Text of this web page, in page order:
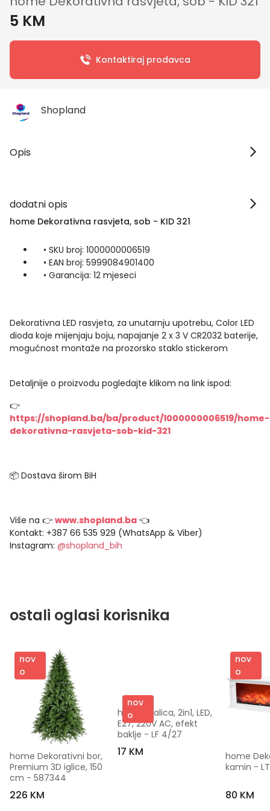
5 KM
Kontaktiraj prodavca
Shopland
Opis
dodatni opis
home Dekorativna rasvjeta, sob - KID 321
• SKU broj: 1000000006519
• EAN broj: 5999084901400
• Garancija: 12 mjeseci
Dekorativna LED rasvjeta, za unutarnju upotrebu, Color LED
dioda koje mijenjaju boju, napajanje 2 x 3 V CR2032 baterije,
mogućnost montaže na prozorsko staklo stickerom
Detaljnije o proizvodu pogledajte klikom na link ispod:
👉
https://shopland.ba/ba/product/1000000006519/home-
dekorativna-rasvjeta-sob-kid-321
📦 Dostava širom BiH
Više na 👉 www.shopland.ba 👈
Kontakt: +387 66 535 929 (WhatsApp & Viber)
Instagram: @shopland_bih
ostali oglasi korisnika
nov
o
home Dekorativni bor,
Premium 3D iglice, 150
cm - 587344
226 KM
nov
o
home Sijalica, 2in1, LED,
E27, 220V AC, efekt
baklje - LF 4/27
17 KM
nov
o
home
kamin -
80 KM